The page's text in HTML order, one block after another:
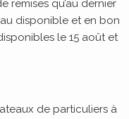
remises qu’au dernier
disponible et en bon
le 15 août et
de particuliers à